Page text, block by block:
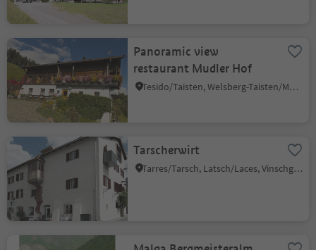
Panoramic view
restaurant Mudler Hof
Tesido/Taisten, Welsberg-Taisten/Monguelfo-Tesido
Tarscherwirt
Tarres/Tarsch, Latsch/Laces, Vinschgau/Val Venosta